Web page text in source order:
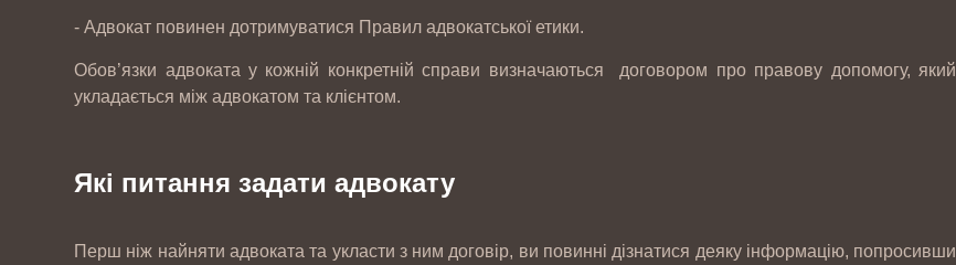
- Адвокат повинен дотримуватися Правил адвокатської етики.
Обов’язки адвоката у кожній конкретній справи визначаються договором про правову допомогу, який
укладається між адвокатом та клієнтом.
Які питання задати адвокату
Перш ніж найняти адвоката та укласти з ним договір, ви повинні дізнатися деяку інформацію, попросивши